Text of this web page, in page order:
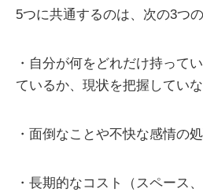
5つに共通するのは、次の3つ
・自分が何をどれだけ持って
ているか、現状を把握してい
・面倒なことや不快な感情の
・長期的なコスト（スペース